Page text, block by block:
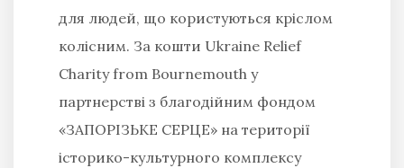
для людей, що користуються кріслом
колісним. За кошти Ukraine Relief
Charity from Bournemouth у
партнерстві з благодійним фондом
«ЗАПОРІЗЬКЕ СЕРЦЕ» на території
історико-культурного комплексу